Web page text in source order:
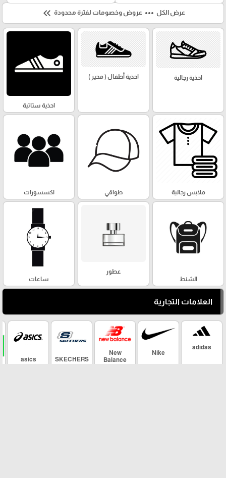
عرض الكل more_horiz عروض وخصومات لفترة محدودة keyboard_double_arrow_left
احذية رجالية احذية أطفال ( محير )
احذية ستاتية
ملابس رجالية طواقي اكسسورات
الشنط
عطور
ساعات
العلامات التجارية
adidas
Nike
New
Balance
SKECHERS
asics